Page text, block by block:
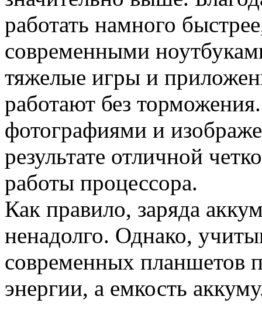
работать намного
современными
тяжелые игры и
работают без
фотографиями и
результате отличной
работы процессора.
Как правило, заряда
ненадолго. Однако,
современных планшетов
энергии, а емкость